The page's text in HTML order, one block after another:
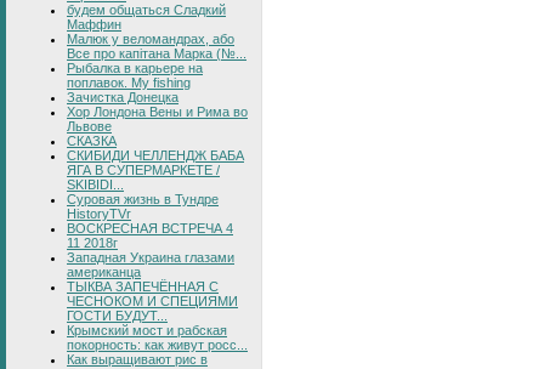
будем общаться Сладкий
Маффин
Малюк у веломандрах, або
Все про капітана Марка (№...
Рыбалка в карьере на
поплавок. My fishing
Зачистка Донецка
Хор Лондона Вены и Рима во
Львове
СКАЗКА
СКИБИДИ ЧЕЛЛЕНДЖ БАБА
ЯГА В СУПЕРМАРКЕТЕ /
SKIBIDI...
Суровая жизнь в Тундре
HistoryTVr
ВОСКРЕСНАЯ ВСТРЕЧА 4
11 2018г
Западная Украина глазами
американца
ТЫКВА ЗАПЕЧЁННАЯ С
ЧЕСНОКОМ И СПЕЦИЯМИ
ГОСТИ БУДУТ...
Крымский мост и рабская
покорность: как живут росс...
Как выращивают рис в